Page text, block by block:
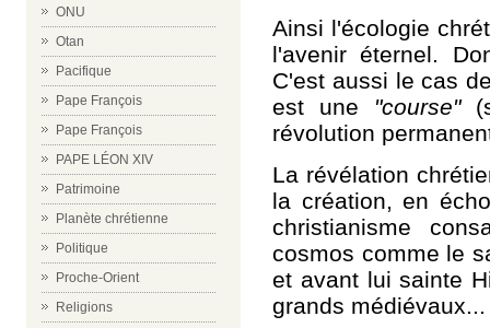
ONU
Otan
Pacifique
Pape François
Pape François
PAPE LÉON XIV
Patrimoine
Planète chrétienne
Politique
Proche-Orient
Religions
Ainsi l'écologie
l'avenir éternel.
C'est aussi le cas
est une "course"
révolution
La révélation
la création, en
christianisme
cosmos comme le
et avant lui sainte
grands médiévaux...